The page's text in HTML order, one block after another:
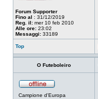
Forum Supporter
Fino al : 31/12/2019
Reg. il: mer 10 feb 2010
Alle ore: 23:02
Messaggi: 33189
Top
O Futeboleiro
Campione d'Europa